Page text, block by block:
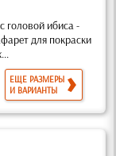
головой ибиса -
для покраски
ЕЩЕ РАЗМЕРЫ
И ВАРИАНТЫ